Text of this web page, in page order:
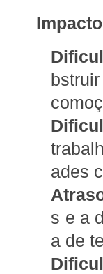
ades
s e a
a de